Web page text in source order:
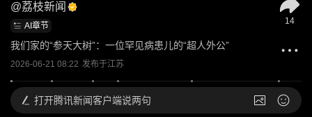
@荔枝新闻
AI章节
我们家的“参天大树”：一位罕见病患儿的“超人外公”
2026-06-21 08:22 发布于江苏
14
打开腾讯新闻客户端说两句